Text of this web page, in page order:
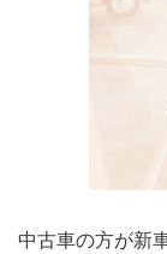
中古車の方が新